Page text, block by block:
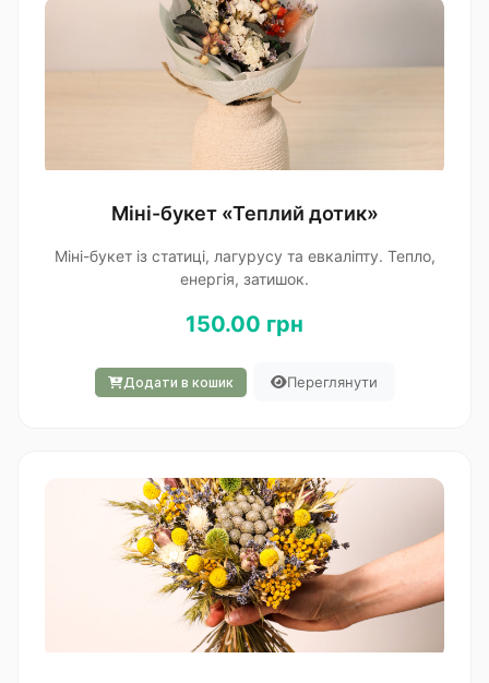
Міні-букет «Теплий дотик»
Міні-букет із статиці, лагурусу та евкаліпту. Тепло,
енергія, затишок.
150.00 грн
Додати в кошик Переглянути